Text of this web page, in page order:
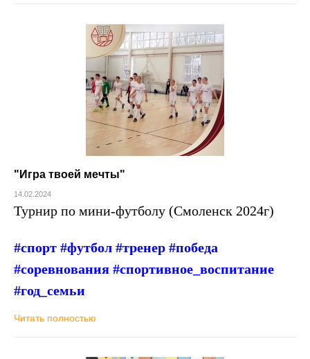
"Игра твоей мечты"
14.02.2024
Турнир по мини-футболу (Смоленск 2024г)
#спорт #футбол #тренер #победа
#соревнования #спортивное_воспитание
#год_семьи
Читать полностью